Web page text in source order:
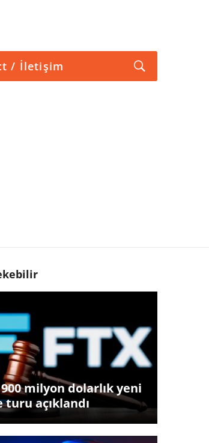
/ İletişim
900 milyon dolarlık yeni
turu açıklandı